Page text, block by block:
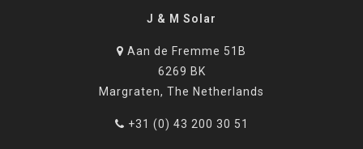
J & M Solar
Aan de Fremme 51B
6269 BK
Margraten, The Netherlands
+31 (0) 43 200 30 51